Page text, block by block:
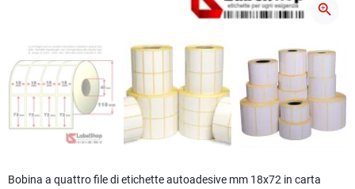
zoom_in
Bobina a quattro file di etichette autoadesive mm 18x72 in carta